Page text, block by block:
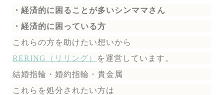
・経済的に困ることが多いシンママさん
・経済的に困っている方
これらの方を助けたい想いから
RERING（リリング）
を運営しています。
結婚指輪・婚約指輪・貴金属
これらを処分されたい方は